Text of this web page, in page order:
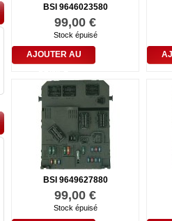
BSI 9646023580
99,00 €
Stock épuisé
AJOUTER AU
BSI 9649627880
99,00 €
Stock épuisé